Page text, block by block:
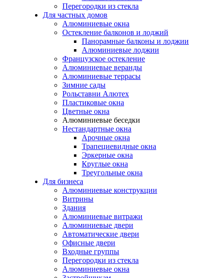
Перегородки из стекла
Для частных домов
Алюминиевые окна
Остекление балконов и лоджий
Панорамные балконы и лоджии
Алюминиевые лоджии
Французское остекление
Алюминиевые веранды
Алюминиевые террасы
Зимние сады
Рольставни Алютех
Пластиковые окна
Цветные окна
Алюминиевые беседки
Нестандартные окна
Арочные окна
Трапециевидные окна
Эркерные окна
Круглые окна
Треугольные окна
Для бизнеса
Алюминиевые конструкции
Витрины
Здания
Алюминиевые витражи
Алюминиевые двери
Автоматические двери
Офисные двери
Входные группы
Перегородки из стекла
Алюминиевые окна